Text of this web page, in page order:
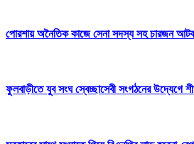
পোরশায় অনৈতিক কাজে সেনা সদস্য সহ চারজন
ফুলবাড়ীতে যুব সংঘ স্বেচ্ছাসেবী সংগঠনের উদ্যেগে